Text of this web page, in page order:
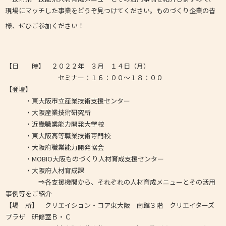
現場にマッチした事業をどうぞ見つけてください。ものづくり企業の皆
様、ぜひご参加ください！
【日 時】 ２０２２年 ３月 １４日（月）
セミナー：１６：００～１８：００
【登壇】
・東大阪市立産業技術支援センター
・大阪産業技術研究所
・近畿職業能力開発大学校
・東大阪高等職業技術専門校
・大阪府職業能力開発協会
・MOBIO大阪ものづくり人材育成支援センター
・大阪府人材育成課
⇒各支援機関から、それぞれの人材育成メニューとその活用
事例等をご紹介
【場 所】 クリエイション・コア東大阪 南館３階 クリエイターズ
プラザ 研修室Ｂ・Ｃ